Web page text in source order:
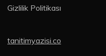
Gizlilik Politikası
tanitimyazisi.co